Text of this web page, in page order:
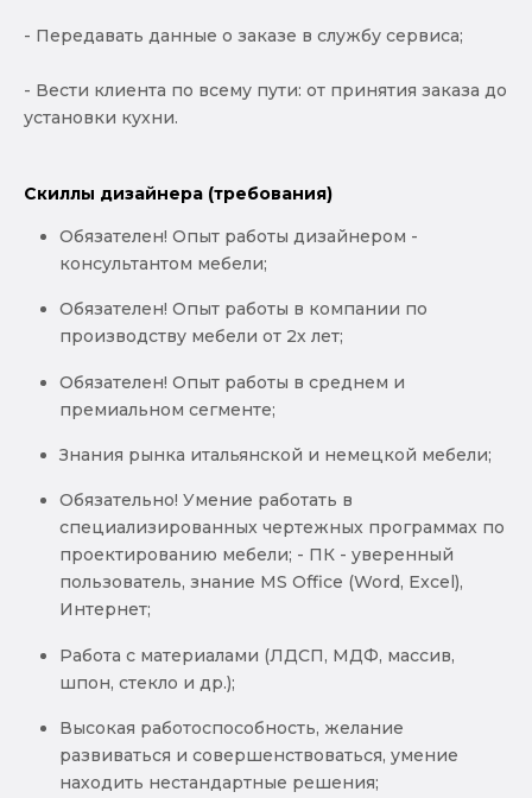
- Передавать данные о заказе в службу сервиса;
- Вести клиента по всему пути: от принятия заказа до
установки кухни.
Скиллы дизайнера (требования)
Обязателен! Опыт работы дизайнером -
консультантом мебели;
Обязателен! Опыт работы в компании по
производству мебели от 2х лет;
Обязателен! Опыт работы в среднем и
премиальном сегменте;
Знания рынка итальянской и немецкой мебели;
Обязательно! Умение работать в
специализированных чертежных программах по
проектированию мебели; - ПК - уверенный
пользователь, знание MS Office (Word, Excel),
Интернет;
Работа с материалами (ЛДСП, МДФ, массив,
шпон, стекло и др.);
Высокая работоспособность, желание
развиваться и совершенствоваться, умение
находить нестандартные решения;